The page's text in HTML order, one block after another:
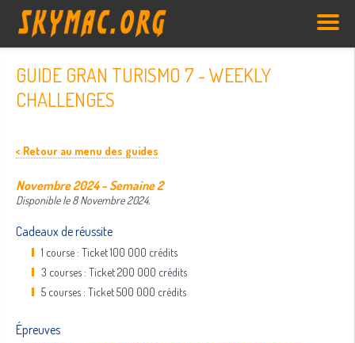
GUIDE GRAN TURISMO 7 - WEEKLY
CHALLENGES
< Retour au menu des guides
Novembre 2024 - Semaine 2
Disponible le 8 Novembre 2024.
Cadeaux de réussite
1 course : Ticket 100 000 crédits
3 courses : Ticket 200 000 crédits
5 courses : Ticket 500 000 crédits
Épreuves